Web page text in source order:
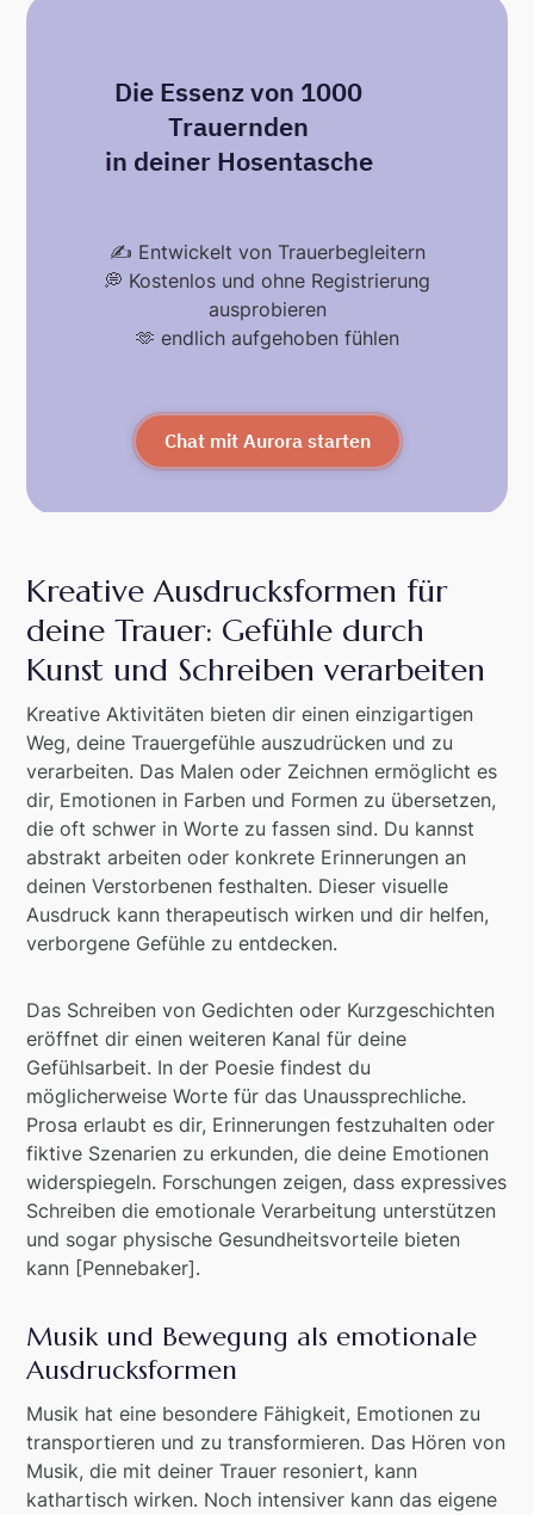
Die Essenz von 1000
Trauernden
in deiner Hosentasche
✍️ Entwickelt von Trauerbegleitern
💭 Kostenlos und ohne Registrierung
ausprobieren
🫶 endlich aufgehoben fühlen
Chat mit Aurora starten
Kreative Ausdrucksformen für
deine Trauer: Gefühle durch
Kunst und Schreiben verarbeiten
Kreative Aktivitäten bieten dir einen einzigartigen
Weg, deine Trauergefühle auszudrücken und zu
verarbeiten. Das Malen oder Zeichnen ermöglicht es
dir, Emotionen in Farben und Formen zu übersetzen,
die oft schwer in Worte zu fassen sind. Du kannst
abstrakt arbeiten oder konkrete Erinnerungen an
deinen Verstorbenen festhalten. Dieser visuelle
Ausdruck kann therapeutisch wirken und dir helfen,
verborgene Gefühle zu entdecken.
Das Schreiben von Gedichten oder Kurzgeschichten
eröffnet dir einen weiteren Kanal für deine
Gefühlsarbeit. In der Poesie findest du
möglicherweise Worte für das Unaussprechliche.
Prosa erlaubt es dir, Erinnerungen festzuhalten oder
fiktive Szenarien zu erkunden, die deine Emotionen
widerspiegeln. Forschungen zeigen, dass expressives
Schreiben die emotionale Verarbeitung unterstützen
und sogar physische Gesundheitsvorteile bieten
kann [Pennebaker].
Musik und Bewegung als emotionale
Ausdrucksformen
Musik hat eine besondere Fähigkeit, Emotionen zu
transportieren und zu transformieren. Das Hören von
Musik, die mit deiner Trauer resoniert, kann
kathartisch wirken. Noch intensiver kann das eigene